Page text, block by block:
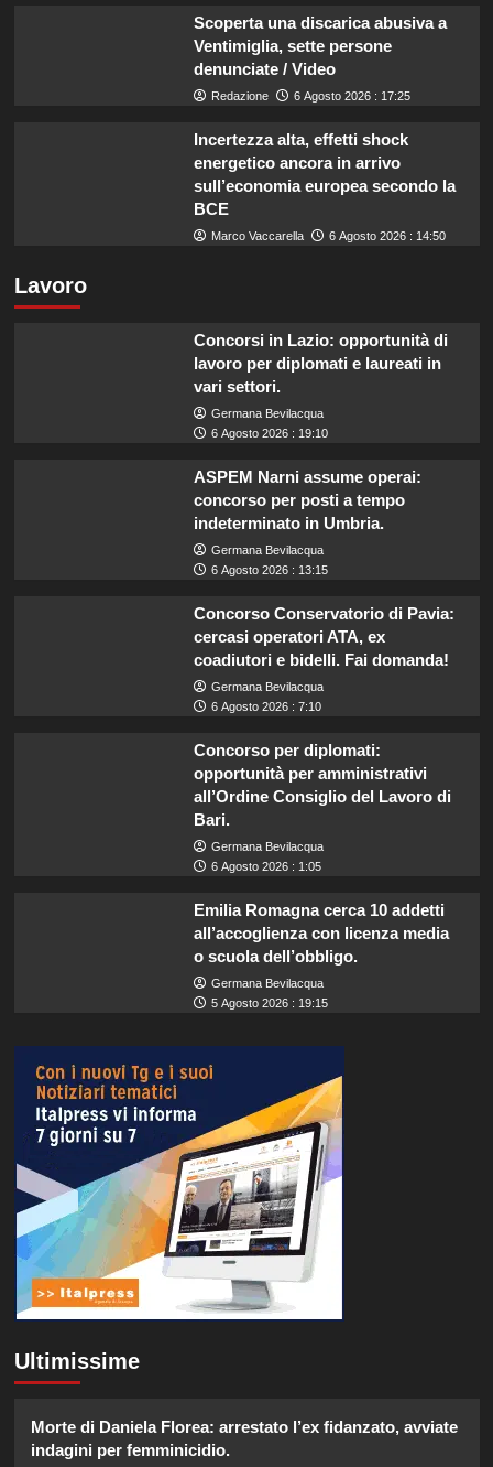
Scoperta una discarica abusiva a
Ventimiglia, sette persone
denunciate / Video
Redazione 6 Agosto 2026 : 17:25
Incertezza alta, effetti shock
energetico ancora in arrivo
sull’economia europea secondo la
BCE
Marco Vaccarella 6 Agosto 2026 : 14:50
Lavoro
Concorsi in Lazio: opportunità di
lavoro per diplomati e laureati in
vari settori.
Germana Bevilacqua
6 Agosto 2026 : 19:10
ASPEM Narni assume operai:
concorso per posti a tempo
indeterminato in Umbria.
Germana Bevilacqua
6 Agosto 2026 : 13:15
Concorso Conservatorio di Pavia:
cercasi operatori ATA, ex
coadiutori e bidelli. Fai domanda!
Germana Bevilacqua
6 Agosto 2026 : 7:10
Concorso per diplomati:
opportunità per amministrativi
all’Ordine Consiglio del Lavoro di
Bari.
Germana Bevilacqua
6 Agosto 2026 : 1:05
Emilia Romagna cerca 10 addetti
all’accoglienza con licenza media
o scuola dell’obbligo.
Germana Bevilacqua
5 Agosto 2026 : 19:15
Ultimissime
Morte di Daniela Florea: arrestato l’ex fidanzato, avviate
indagini per femminicidio.